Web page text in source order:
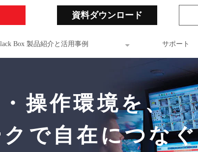
資料ダウンロード
Box 製品紹介と活用事例 サポート
操作環境を、
で自在につなぐ